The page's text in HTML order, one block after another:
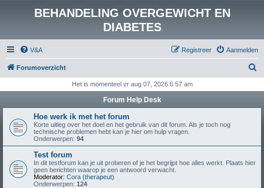
BEHANDELING OVERGEWICHT EN
DIABETES
V&A Aanmelden
Registreer
Forumoverzicht
k
Het is momenteel vr aug 07, 2026 6:57 am
Forum Help Desk
Hoe werk ik met het forum
Korte uitleg over het doel en het gebruik van dit forum. Als je toch nog
technische problemen hebt kan je hier om hulp vragen.
Onderwerpen: 94
Test forum
In dit testforum kan je uit proberen of je het begrijpt hoe alles werkt. Plaats hier
geen berichten waarop je een antwoord verwacht.
Moderator: Cora (therapeut)
Onderwerpen: 124